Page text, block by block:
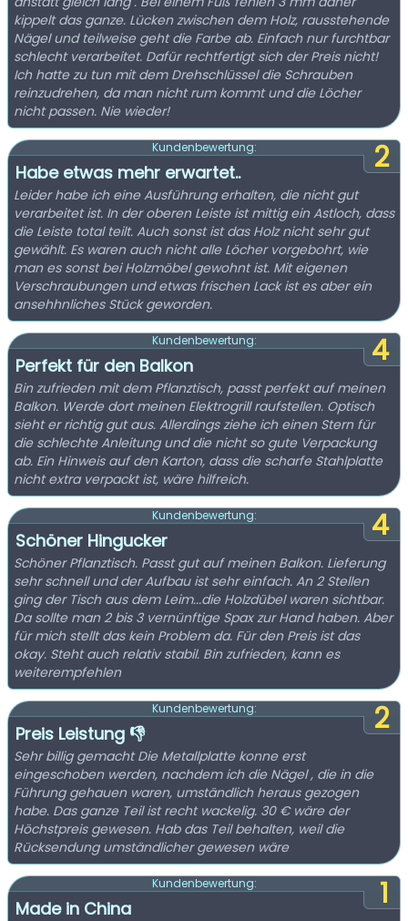
kippelt das ganze. Lücken zwischen dem Holz, rausstehende
Nägel und teilweise geht die Farbe ab. Einfach nur furchtbar
schlecht verarbeitet. Dafür rechtfertigt sich der Preis nicht!
Ich hatte zu tun mit dem Drehschlüssel die Schrauben
reinzudrehen, da man nicht rum kommt und die Löcher
nicht passen. Nie wieder!
2
Kundenbewertung:
Habe etwas mehr erwartet..
Leider habe ich eine Ausführung erhalten, die nicht gut
verarbeitet ist. In der oberen Leiste ist mittig ein Astloch, dass
die Leiste total teilt. Auch sonst ist das Holz nicht sehr gut
gewählt. Es waren auch nicht alle Löcher vorgebohrt, wie
man es sonst bei Holzmöbel gewohnt ist. Mit eigenen
Verschraubungen und etwas frischen Lack ist es aber ein
ansehhnliches Stück geworden.
4
Kundenbewertung:
Perfekt für den Balkon
Bin zufrieden mit dem Pflanztisch, passt perfekt auf meinen
Balkon. Werde dort meinen Elektrogrill raufstellen. Optisch
sieht er richtig gut aus. Allerdings ziehe ich einen Stern für
die schlechte Anleitung und die nicht so gute Verpackung
ab. Ein Hinweis auf den Karton, dass die scharfe Stahlplatte
nicht extra verpackt ist, wäre hilfreich.
4
Kundenbewertung:
Schöner Hingucker
Schöner Pflanztisch. Passt gut auf meinen Balkon. Lieferung
sehr schnell und der Aufbau ist sehr einfach. An 2 Stellen
ging der Tisch aus dem Leim...die Holzdübel waren sichtbar.
Da sollte man 2 bis 3 vernünftige Spax zur Hand haben. Aber
für mich stellt das kein Problem da. Für den Preis ist das
okay. Steht auch relativ stabil. Bin zufrieden, kann es
weiterempfehlen
2
Kundenbewertung:
Preis Leistung 👎
Sehr billig gemacht Die Metallplatte konne erst
eingeschoben werden, nachdem ich die Nägel , die in die
Führung gehauen waren, umständlich heraus gezogen
habe. Das ganze Teil ist recht wackelig. 30 € wäre der
Höchstpreis gewesen. Hab das Teil behalten, weil die
Rücksendung umständlicher gewesen wäre
1
Kundenbewertung:
Made in China